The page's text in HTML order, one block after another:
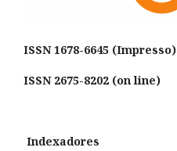
ISSN 1678-6645 (Impresso)
ISSN 2675-8202 (on line)
Indexadores